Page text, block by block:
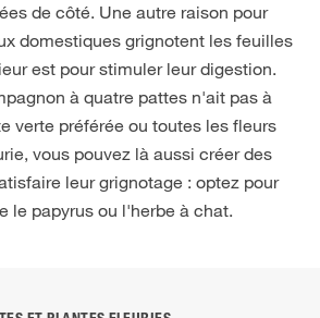
de côté. Une autre raison pour
domestiques grignotent les feuilles
est pour stimuler leur digestion.
à quatre pattes n'ait pas à
verte préférée ou toutes les fleurs
vous pouvez là aussi créer des
leur grignotage : optez pour
le papyrus ou l'herbe à chat.